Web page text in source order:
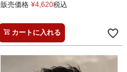
販売価格 ¥4,620税込
カートに入れる